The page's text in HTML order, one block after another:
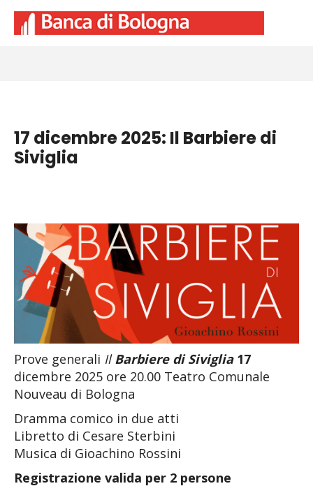
17 dicembre 2025: Il Barbiere di
Siviglia
Prove generali IlBarbiere di Siviglia 17
dicembre 2025 ore 20.00 Teatro Comunale
Nouveau di Bologna
Dramma comico in due atti
Libretto di Cesare Sterbini
Musica di Gioachino Rossini
Registrazione valida per 2 persone